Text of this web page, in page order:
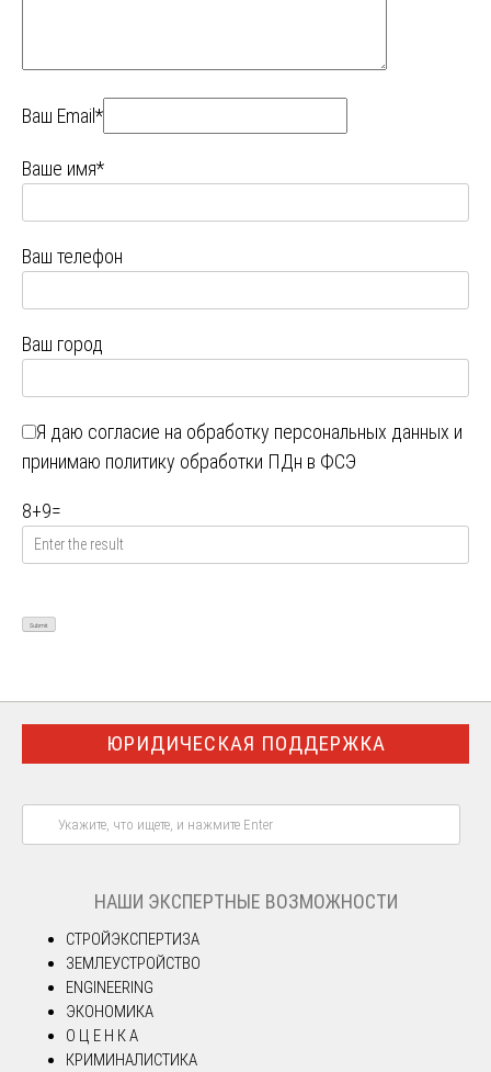
Ваш Email*
Ваше имя*
Ваш телефон
Ваш город
Я даю согласие на обработку персональных данных и
принимаю политику обработки ПДн в ФСЭ
8+9=
ЮРИДИЧЕСКАЯ ПОДДЕРЖКА
НАШИ ЭКСПЕРТНЫЕ ВОЗМОЖНОСТИ
СТРОЙЭКСПЕРТИЗА
ЗЕМЛЕУСТРОЙСТВО
ENGINEERING
ЭКОНОМИКА
О Ц Е Н К А
КРИМИНАЛИСТИКА